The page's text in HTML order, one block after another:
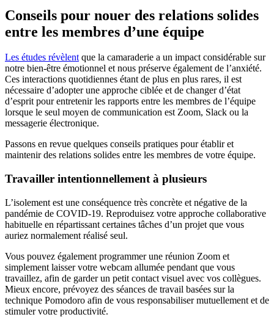
Conseils pour nouer des relations solides
entre les membres d’une équipe
Les études révèlentque la camaraderie a un impact considérable sur
notre bien-être émotionnel et nous préserve également de l’anxiété.
Ces interactions quotidiennes étant de plus en plus rares, il est
nécessaire d’adopter une approche ciblée et de changer d’état
d’esprit pour entretenir les rapports entre les membres de l’équipe
lorsque le seul moyen de communication est Zoom, Slack ou la
messagerie électronique.
Passons en revue quelques conseils pratiques pour établir et
maintenir des relations solides entre les membres de votre équipe.
Travailler intentionnellement à plusieurs
L’isolement est une conséquence très concrète et négative de la
pandémie de COVID-19. Reproduisez votre approche collaborative
habituelle en répartissant certaines tâches d’un projet que vous
auriez normalement réalisé seul.
Vous pouvez également programmer une réunion Zoom et
simplement laisser votre webcam allumée pendant que vous
travaillez, afin de garder un petit contact visuel avec vos collègues.
Mieux encore, prévoyez des séances de travail basées sur la
technique Pomodoro afin de vous responsabiliser mutuellement et de
stimuler votre productivité.